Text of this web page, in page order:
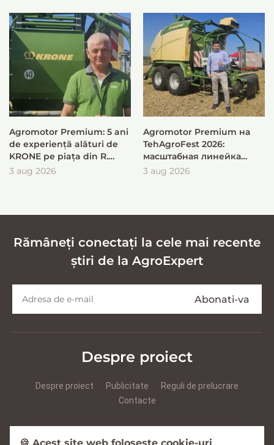
Agromotor Premium: 5 ani
de experiență alături de
KRONE pe piața din R.
Moldova
3 aug 2026
Agromotor Premium на
TehAgroFest 2026:
масштабная линейка
KRONE для быстрой и
3 aug 2026
Rămâneți conectați la cele mai recente
știri de la AgroExpert
Despre proiect
Despre proiect Publicitate
Reguli de prelucrare
Contacte